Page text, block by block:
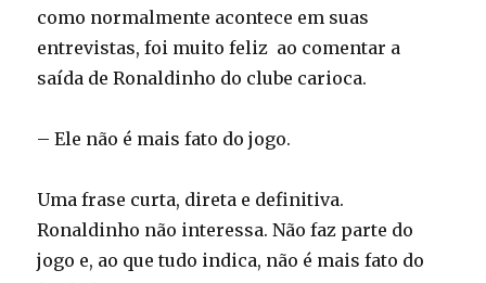
como normalmente acontece em suas
entrevistas, foi muito feliz ao comentar a
saída de Ronaldinho do clube carioca.
– Ele não é mais fato do jogo.
Uma frase curta, direta e definitiva.
Ronaldinho não interessa. Não faz parte do
jogo e, ao que tudo indica, não é mais fato do